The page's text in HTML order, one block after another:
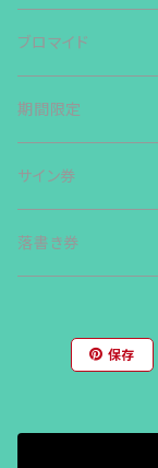
ブロマイド
期間限定
サイン券
落書き券
保存